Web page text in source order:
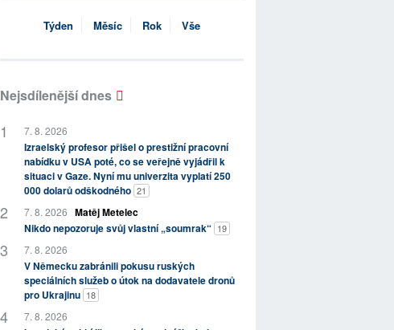
Týden Měsíc Rok Vše
Nejsdílenější dnes
7. 8. 2026
Izraelský profesor přišel o prestižní pracovní
nabídku v USA poté, co se veřejně vyjádřil k
situaci v Gaze. Nyní mu univerzita vyplatí 250
000 dolarů odškodného 21
7. 8. 2026 Matěj Metelec
Nikdo nepozoruje svůj vlastní „soumrak“ 19
7. 8. 2026
V Německu zabránili pokusu ruských
speciálních služeb o útok na dodavatele dronů
pro Ukrajinu 18
7. 8. 2026